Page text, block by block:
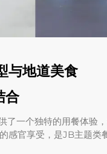
与地道美食
合
了一个独特的用餐体验
感官享受，是JB主题类